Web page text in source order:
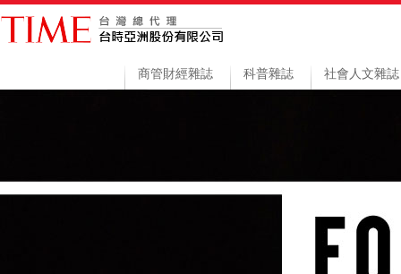
商管財經雜誌 科普雜誌 社會人文雜誌